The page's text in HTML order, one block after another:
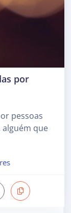
por
pessoas
alguém que